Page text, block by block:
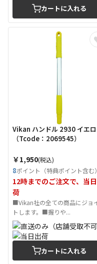
カートに入れる
Vikan ハンドル 2930 イエ
（Tcode：2069545）
￥1,950(税込)
8ポイント（特典ポイント含む）
12時までのご注文で、当
荷
■Vikan社の全ての商品にジョ
トします。■握りや...
カートに入れる